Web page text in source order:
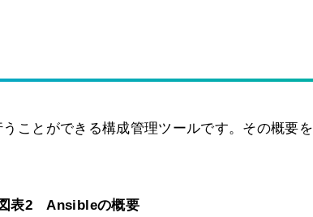
ことができる構成管理ツールです。その概要を
図表2 Ansibleの概要